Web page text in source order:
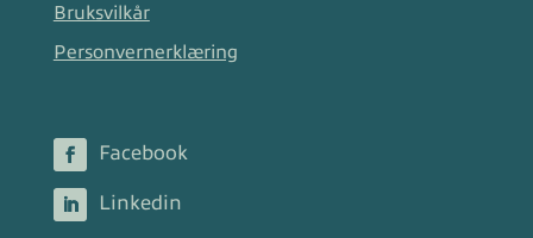
Bruksvilkår
Personvernerklæring